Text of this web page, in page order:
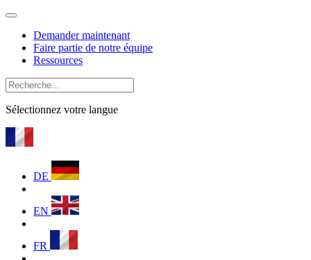
Demander maintenant
Faire partie de notre équipe
Ressources
Sélectionnez votre langue
DE
EN
FR